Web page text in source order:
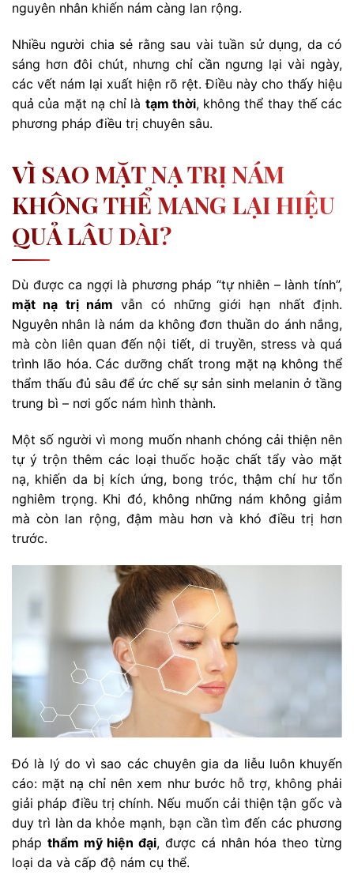
nguyên nhân khiến nám càng lan rộng.
Nhiều người chia sẻ rằng sau vài tuần sử dụng, da có
sáng hơn đôi chút, nhưng chỉ cần ngưng lại vài ngày,
các vết nám lại xuất hiện rõ rệt. Điều này cho thấy hiệu
quả của mặt nạ chỉ là tạm thời, không thể thay thế các
phương pháp điều trị chuyên sâu.
VÌ SAO MẶT NẠ TRỊ NÁM
KHÔNG THỂ MANG LẠI HIỆU
QUẢ LÂU DÀI?
Dù được ca ngợi là phương pháp “tự nhiên – lành tính”,
mặt nạ trị nám vẫn có những giới hạn nhất định.
Nguyên nhân là nám da không đơn thuần do ánh nắng,
mà còn liên quan đến nội tiết, di truyền, stress và quá
trình lão hóa. Các dưỡng chất trong mặt nạ không thể
thẩm thấu đủ sâu để ức chế sự sản sinh melanin ở tầng
trung bì – nơi gốc nám hình thành.
Một số người vì mong muốn nhanh chóng cải thiện nên
tự ý trộn thêm các loại thuốc hoặc chất tẩy vào mặt
nạ, khiến da bị kích ứng, bong tróc, thậm chí hư tổn
nghiêm trọng. Khi đó, không những nám không giảm
mà còn lan rộng, đậm màu hơn và khó điều trị hơn
trước.
Đó là lý do vì sao các chuyên gia da liễu luôn khuyến
cáo: mặt nạ chỉ nên xem như bước hỗ trợ, không phải
giải pháp điều trị chính. Nếu muốn cải thiện tận gốc và
duy trì làn da khỏe mạnh, bạn cần tìm đến các phương
pháp thẩm mỹ hiện đại, được cá nhân hóa theo từng
loại da và cấp độ nám cụ thể.